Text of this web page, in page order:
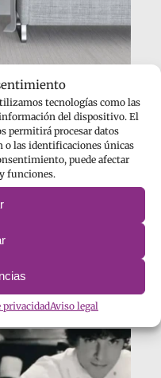
tecnologías como las
información del dispositivo. El
permitirá procesar datos
o las identificaciones únicas
puede afectar
funciones.
privacidadAviso legal
lienzo sobre
lona, en vinilo
de soportes.
hogar u
especial…